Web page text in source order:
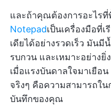
และถ้าคุณต้องการอะไรที่
Notepadเป็นเครื่องมือที่
เดียได้อย่างรวดเร็ว มันมี
รบกวน และเหมาะอย่าง
เมื่อแรงบันดาลใจมาเยือ
จริงๆ คือความสามารถใ
บันทึกของคุณ